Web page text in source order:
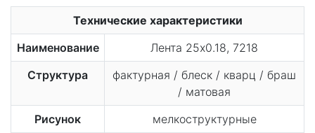
Технические характеристики
Наименование
Лента 25x0.18, 7218
Структура
фактурная / блеск / кварц / браш
/ матовая
Рисунок
мелкоструктурные